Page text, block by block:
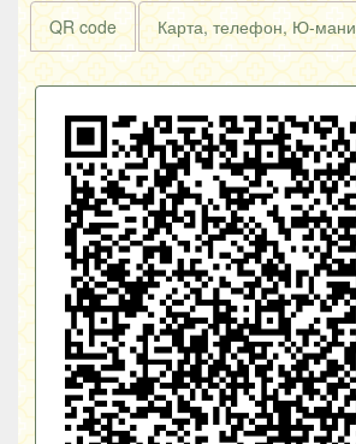
QR code Карта, телефон, Ю-мани